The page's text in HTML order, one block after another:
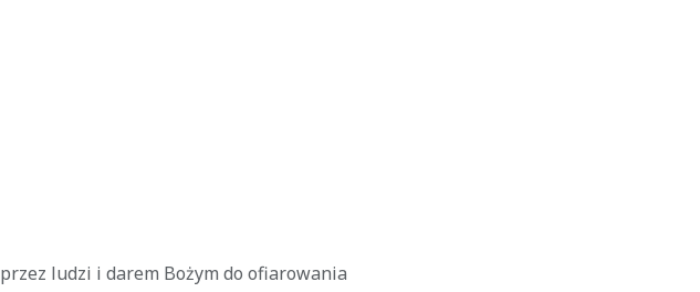
ludzi i darem Bożym do ofiarowania